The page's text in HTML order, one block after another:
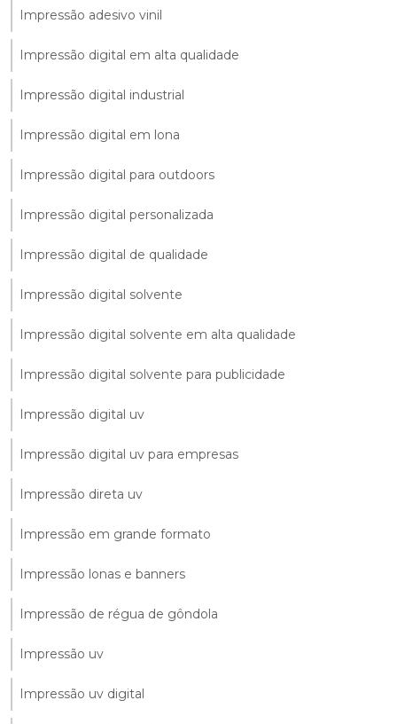
Impressão adesivo vinil
Impressão digital em alta qualidade
Impressão digital industrial
Impressão digital em lona
Impressão digital para outdoors
Impressão digital personalizada
Impressão digital de qualidade
Impressão digital solvente
Impressão digital solvente em alta qualidade
Impressão digital solvente para publicidade
Impressão digital uv
Impressão digital uv para empresas
Impressão direta uv
Impressão em grande formato
Impressão lonas e banners
Impressão de régua de gôndola
Impressão uv
Impressão uv digital